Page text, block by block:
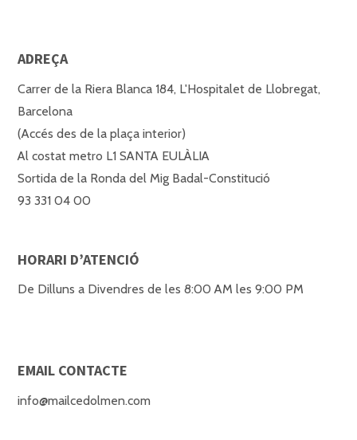
ADREÇA
Carrer de la Riera Blanca 184, L'Hospitalet de Llobregat,
Barcelona
(Accés des de la plaça interior)
Al costat metro L1 SANTA EULÀLIA
Sortida de la Ronda del Mig Badal-Constitució
93 331 04 00
HORARI D’ATENCIÓ
De Dilluns a Divendres de les 8:00 AM les 9:00 PM
EMAIL CONTACTE
info@mailcedolmen.com